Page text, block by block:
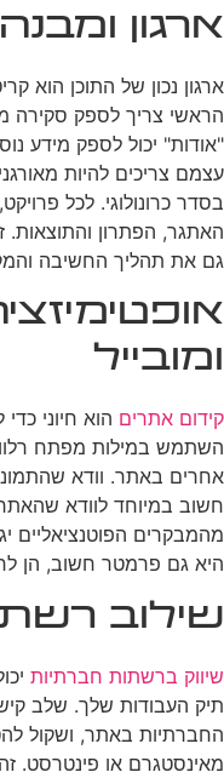
ארגון
ארגון נכון של התוכן הוא
הראשי צריך לספק סקירה
"אודות" יכול לספק מידע
עצמם צריכים להיות
בסדר כרונולוגי. לכל
האתגר, הפתרון
גם את תהליך החשיבה
ומובייל
קידום אתרים הוא חיוני
השתמש במילות מפתח
חשוב במיוחד לוודא
מהמבקרים הפוטנציאליים
היא גם פרמטר חשוב, הן
שילוב
שיווק ברשתות חברתיות
תיק העבודות שלך. שלב
החברתיות באתר, ושקול
מאינסטגרם או פינטרסט.